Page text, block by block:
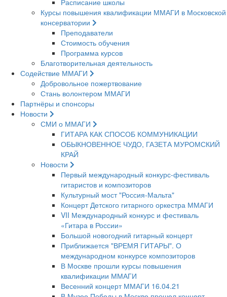
Расписание школы
Курсы повышения квалификации ММАГИ в Московской
консерватории
Преподаватели
Стоимость обучения
Программа курсов
Благотворительная деятельность
Содействие ММАГИ
Добровольное пожертвование
Стань волонтером ММАГИ
Партнёры и спонсоры
Новости
СМИ о ММАГИ
ГИТАРА КАК СПОСОБ КОММУНИКАЦИИ
ОБЫКНОВЕННОЕ ЧУДО, ГАЗЕТА МУРОМСКИЙ
КРАЙ
Новости
Первый международный конкурс-фестиваль
гитаристов и композиторов
Культурный мост "Россия-Мальта"
Концерт Детского гитарного оркестра ММАГИ
VII Международный конкурс и фестиваль
«Гитара в России»
Большой новогодний гитарный концерт
Приближается "ВРЕМЯ ГИТАРЫ". О
международном конкурсе композиторов
В Москве прошли курсы повышения
квалификации ММАГИ
Весенний концерт ММАГИ 16.04.21